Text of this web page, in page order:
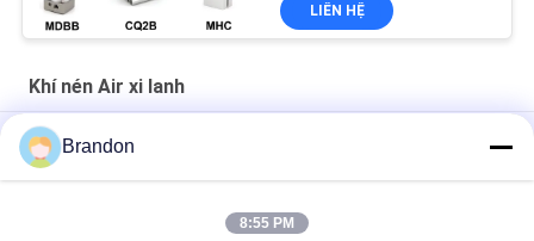
LIÊN HỆ
Khí nén Air xi lanh
SMC Loại CU Sê-ri Xi lanh khí nén gắn kết miễn phí Tác động
kép
Brandon
8:55 PM